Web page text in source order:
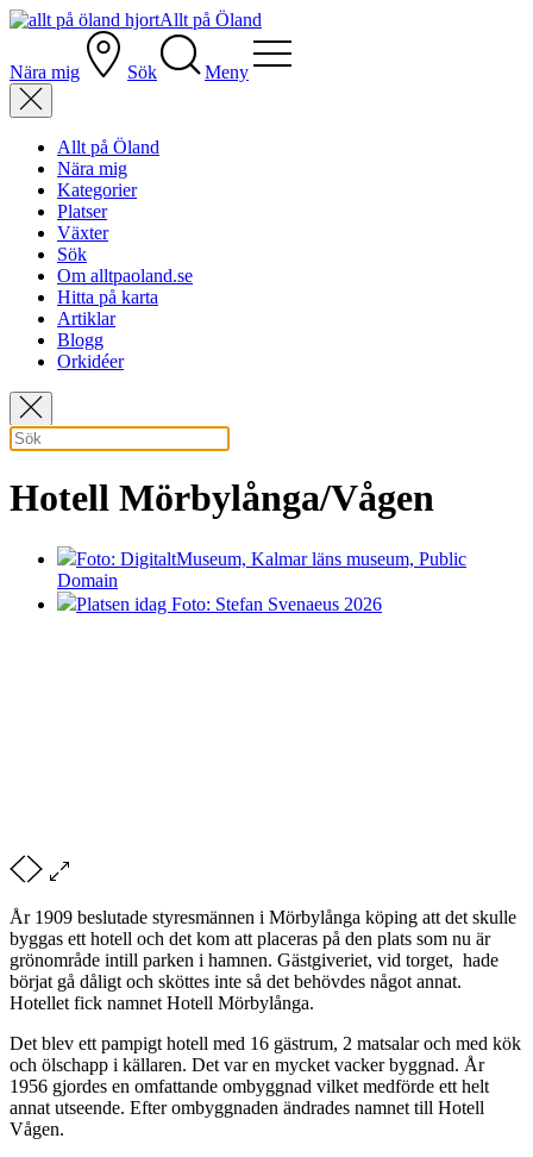
Allt på Öland
Nära mig Sök Meny
Allt på Öland
Nära mig
Kategorier
Platser
Växter
Sök
Om alltpaoland.se
Hitta på karta
Artiklar
Blogg
Orkidéer
Hotell Mörbylånga/Vågen
Foto: DigitaltMuseum, Kalmar läns museum, Public
Domain
Platsen idag Foto: Stefan Svenaeus 2026
År 1909 beslutade styresmännen i Mörbylånga köping att det skulle
byggas ett hotell och det kom att placeras på den plats som nu är
grönområde intill parken i hamnen. Gästgiveriet, vid torget, hade
börjat gå dåligt och sköttes inte så det behövdes något annat.
Hotellet fick namnet Hotell Mörbylånga.
Det blev ett pampigt hotell med 16 gästrum, 2 matsalar och med kök
och ölschapp i källaren. Det var en mycket vacker byggnad. År
1956 gjordes en omfattande ombyggnad vilket medförde ett helt
annat utseende. Efter ombyggnaden ändrades namnet till Hotell
Vågen.